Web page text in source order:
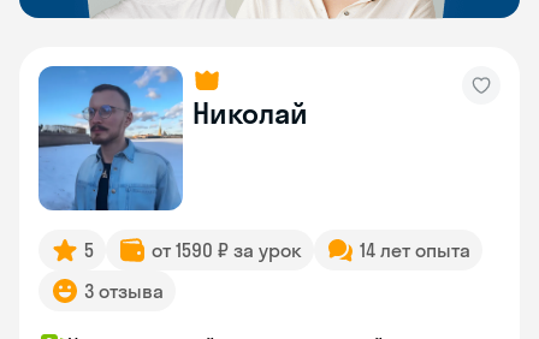
Николай
5 от 1590 ₽ за урок
14 лет опыта
3 отзыва